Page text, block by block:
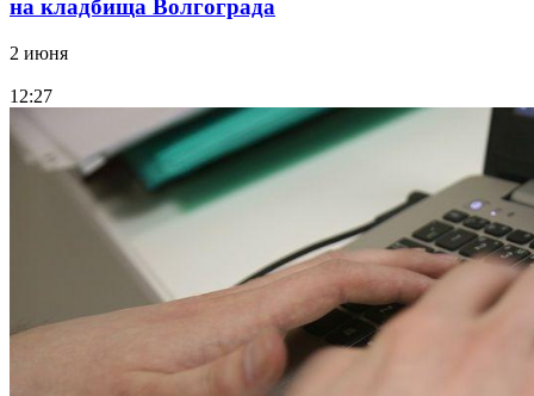
на кладбища Волгограда
2 июня
12:27